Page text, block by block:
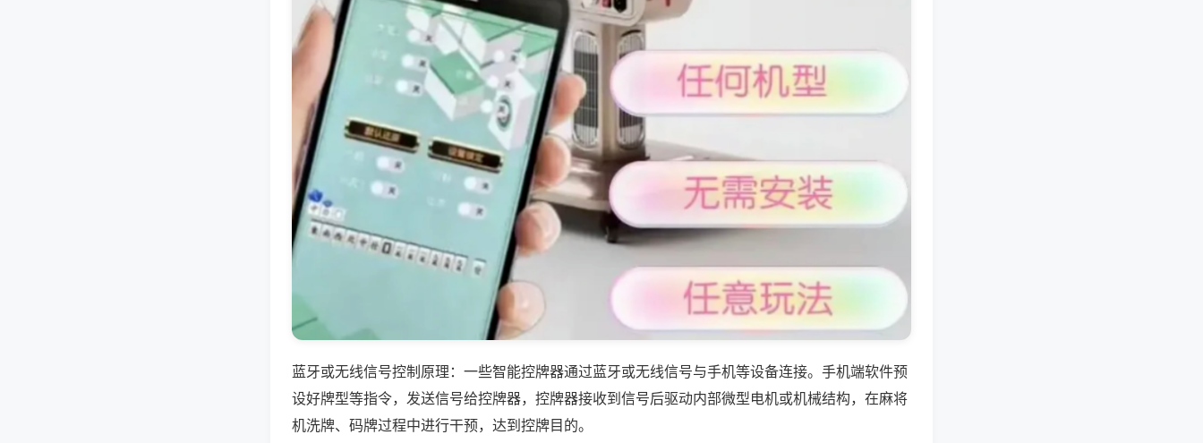
蓝牙或无线信号控制原理：一些智能控牌器通过蓝牙或无线信号与手机等设备连接。手机端软件预
设好牌型等指令，发送信号给控牌器，控牌器接收到信号后驱动内部微型电机或机械结构，在麻将
机洗牌、码牌过程中进行干预，达到控牌目的。